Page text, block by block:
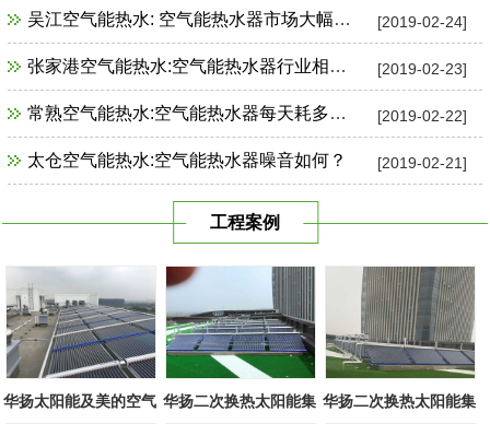
[2019-02-24]
吴江空气能热水: 空气能热水器市场大幅增长
[2019-02-23]
张家港空气能热水:空气能热水器行业相关政策一览
[2019-02-22]
常熟空气能热水:空气能热水器每天耗多少电？
[2019-02-21]
太仓空气能热水:空气能热水器噪音如何？
工程案例
华扬太阳能及美的空气 华扬二次换热太阳能集 华扬二次换热太阳能集